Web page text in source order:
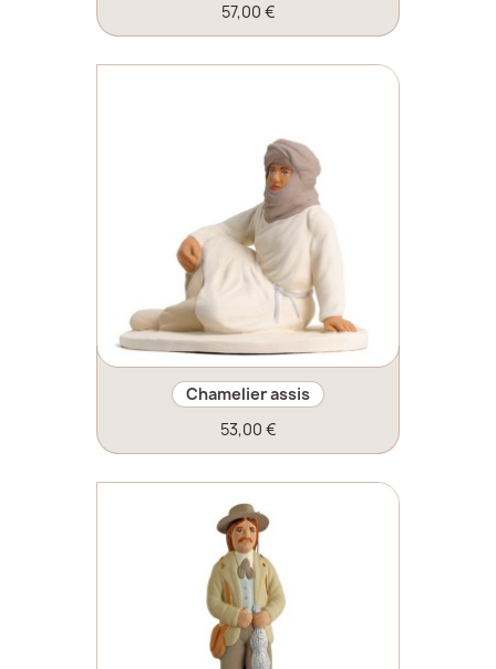
57,00 €
Chamelier assis
53,00 €